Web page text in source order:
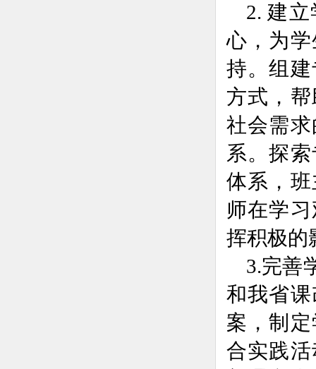
2. 建
心，为
持。组
方式，
社会需
系。探
体系，
师在学
挥积极的
3.完善
和我省
案，制
合实践